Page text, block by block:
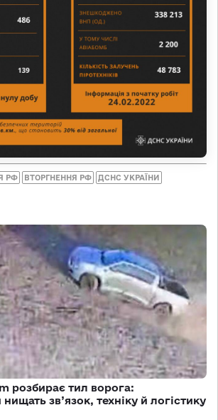
РФ ВТОРГНЕННЯ РФ ДСНС УКРАЇНИ
розбирає тил ворога:
зв’язок, техніку й логістику